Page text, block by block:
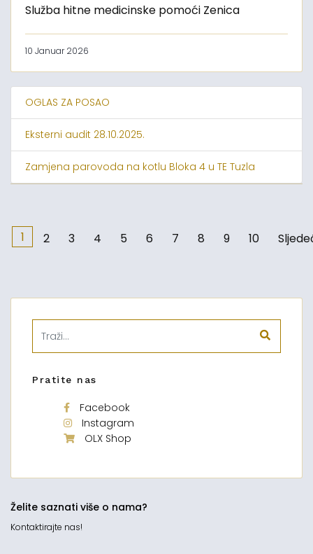
Služba hitne medicinske pomoći Zenica
10 Januar 2026
OGLAS ZA POSAO
Eksterni audit 28.10.2025.
Zamjena parovoda na kotlu Bloka 4 u TE Tuzla
1 2 3 4 5 6 7 8 9 10
Pratite nas
Facebook
Instagram
OLX Shop
Želite saznati više o nama?
Kontaktirajte nas!